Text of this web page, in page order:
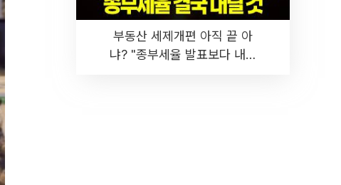
부동산 세제개편 아직 끝 아
냐? "종부세율 발표보다 내릴